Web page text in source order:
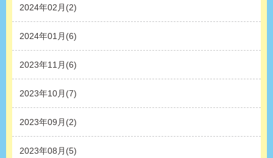
2024年02月(2)
2024年01月(6)
2023年11月(6)
2023年10月(7)
2023年09月(2)
2023年08月(5)